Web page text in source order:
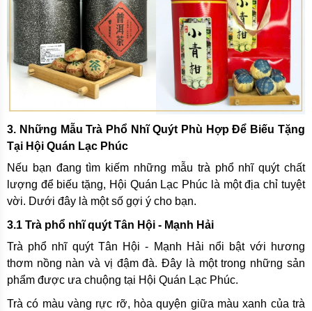
3. Những Mẫu Trà Phổ Nhĩ Quýt Phù Hợp Để Biếu Tặng
Tại Hội Quán Lạc Phúc
Nếu bạn đang tìm kiếm những mẫu trà phổ nhĩ quýt chất
lượng để biếu tặng, Hội Quán Lạc Phúc là một địa chỉ tuyệt
vời. Dưới đây là một số gợi ý cho bạn.
3.1 Trà phổ nhĩ quýt Tân Hội - Mạnh Hải
Trà phổ nhĩ quýt Tân Hội - Mạnh Hải nổi bật với hương
thơm nồng nàn và vị đậm đà. Đây là một trong những sản
phẩm được ưa chuộng tại Hội Quán Lạc Phúc.
Trà có màu vàng rực rỡ, hòa quyện giữa màu xanh của trà